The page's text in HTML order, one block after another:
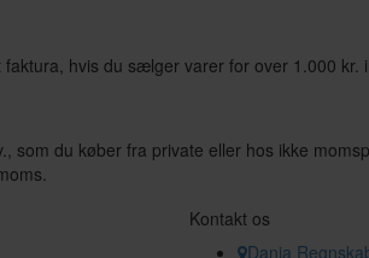
hvis du sælger varer for over 1.000 kr.
som du køber fra private eller hos ikke
Kontakt os
Dania